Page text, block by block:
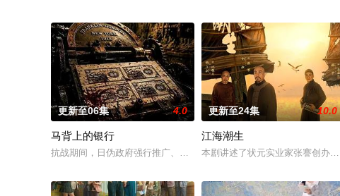
更新至06集 4.0
马背上的银行
抗战期间，日伪政府强行推广、使用由“中国准备银行”发行的伪钞货
更新至24集 10.0
江海潮生
本剧讲述了状元实业家张謇创办